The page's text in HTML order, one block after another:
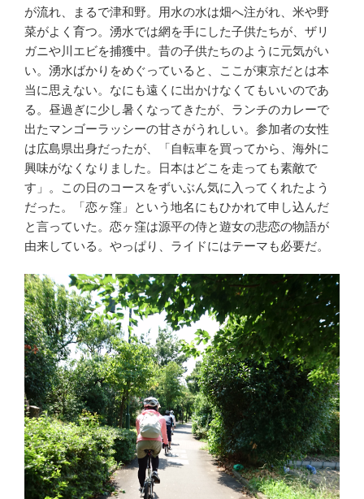
が流れ、まるで津和野。用水の水は畑へ注がれ、米や野
菜がよく育つ。湧水では網を手にした子供たちが、ザリ
ガニや川エビを捕獲中。昔の子供たちのように元気がい
い。湧水ばかりをめぐっていると、ここが東京だとは本
当に思えない。なにも遠くに出かけなくてもいいのであ
る。昼過ぎに少し暑くなってきたが、ランチのカレーで
出たマンゴーラッシーの甘さがうれしい。参加者の女性
は広島県出身だったが、「自転車を買ってから、海外に
興味がなくなりました。日本はどこを走っても素敵で
す」。この日のコースをずいぶん気に入ってくれたよう
だった。「恋ヶ窪」という地名にもひかれて申し込んだ
と言っていた。恋ヶ窪は源平の侍と遊女の悲恋の物語が
由来している。やっぱり、ライドにはテーマも必要だ。